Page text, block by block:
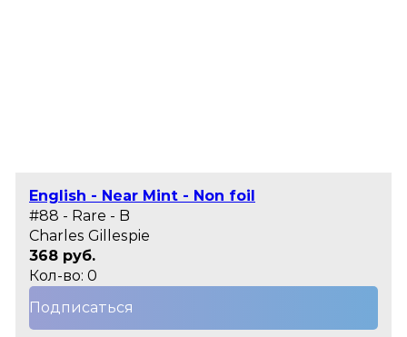
English - Near Mint - Non foil
#88 - Rare - B
Charles Gillespie
368 руб.
Кол-во: 0
Подписаться